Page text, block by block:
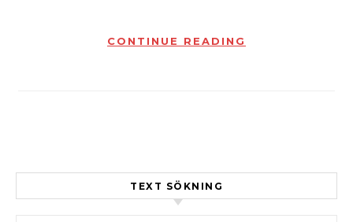
CONTINUE READING
TEXT SÖKNING